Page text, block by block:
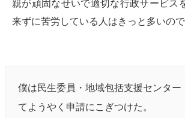
親が頑固なせいで適切な行政サービス
来ずに苦労している人はきっと多いの
僕は民生委員・地域包括支援センター
てようやく申請にこぎつけた。